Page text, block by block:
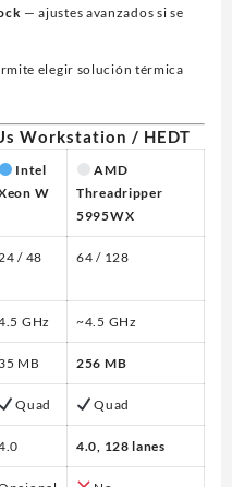
— ajustes avanzados si se
elegir solución térmica
Workstation / HEDT
Intel
W
AMD
Threadripper
5995WX
/ 48 64 / 128
GHz ~4.5 GHz
35 MB 256 MB
Quad Quad
4.0, 128 lanes